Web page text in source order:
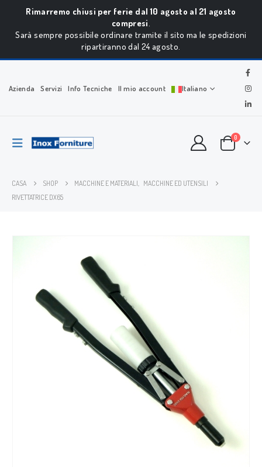
Rimarremo chiusi per ferie dal 10 agosto al 21 agosto
compresi.
Sarà sempre possibile ordinare tramite il sito ma le spedizioni
ripartiranno dal 24 agosto.
Azienda Servizi Info Tecniche Il mio account Italiano
0
CASA SHOP MACCHINE E MATERIALI, MACCHINE ED UTENSILI
RIVETTATRICE DX65